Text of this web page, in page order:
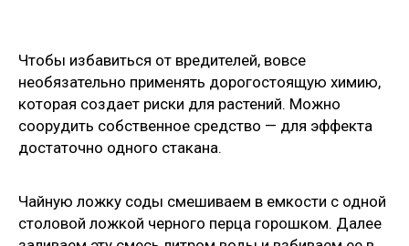
Чтобы избавиться от вредителей, вовсе
необязательно применять дорогостоящую химию,
которая создает риски для растений. Можно
соорудить собственное средство — для эффекта
достаточно одного стакана.
Чайную ложку соды смешиваем в емкости с одной
столовой ложкой черного перца горошком. Далее